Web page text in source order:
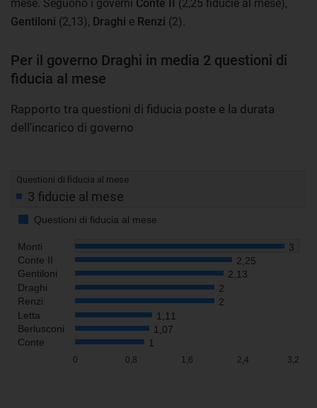
mese. Seguono i governi Conte II (2,25 fiducie al mese),
Gentiloni (2,13), Draghi e Renzi (2).
Per il governo Draghi in media 2 questioni di
fiducia al mese
Rapporto tra questioni di fiducia poste e la durata
dell'incarico di governo